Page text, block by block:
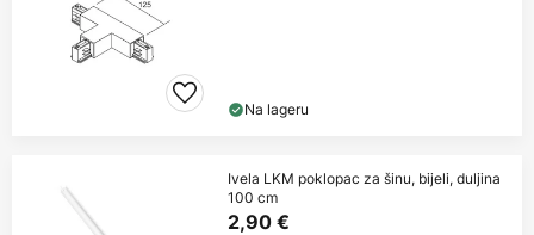
Na lageru
Ivela LKM poklopac za šinu, bijeli, duljina
100 cm
2,90 €